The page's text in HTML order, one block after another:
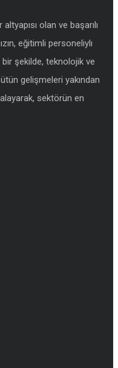
olan ve başarılı
eğitimli personeliylı
şekilde, teknolojik ve
gelişmeleri yakından
sektörün en